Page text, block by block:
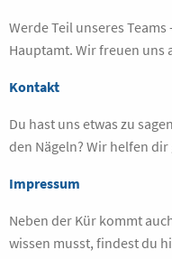
Werde Teil unseres
Hauptamt. Wir freuen uns
Kontakt
Du hast uns etwas zu
den Nägeln? Wir helfen
Impressum
Neben der Kür kommt
wissen musst, findest du